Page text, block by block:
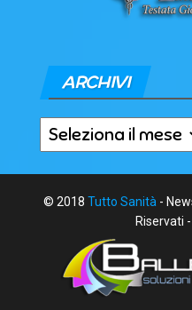
ARCHIVI
Archivi
© 2018 Tutto Sanità -
Riservati